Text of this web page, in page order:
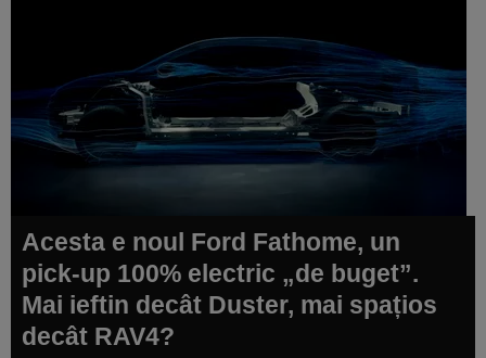
Acesta e noul Ford Fathome, un
pick-up 100% electric „de buget”.
Mai ieftin decât Duster, mai spațios
decât RAV4?